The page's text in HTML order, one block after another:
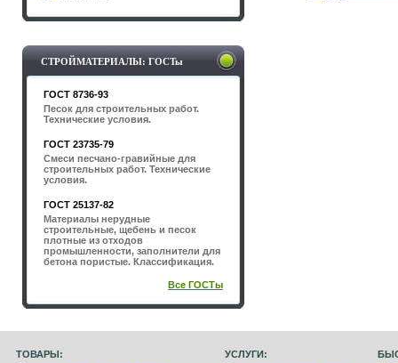
СТРОЙМАТЕРИАЛЫ: ГОСТы
ГОСТ 8736-93
Песок для строительных работ.
Технические условия.
ГОСТ 23735-79
Смеси песчано-гравийные для
строительных работ. Технические
условия.
ГОСТ 25137-82
Материалы нерудные
строительные, щебень и песок
плотные из отходов
промышленности, заполнители для
бетона пористые. Классификация.
Все ГОСТы
ТОВАРЫ: УСЛУГИ: